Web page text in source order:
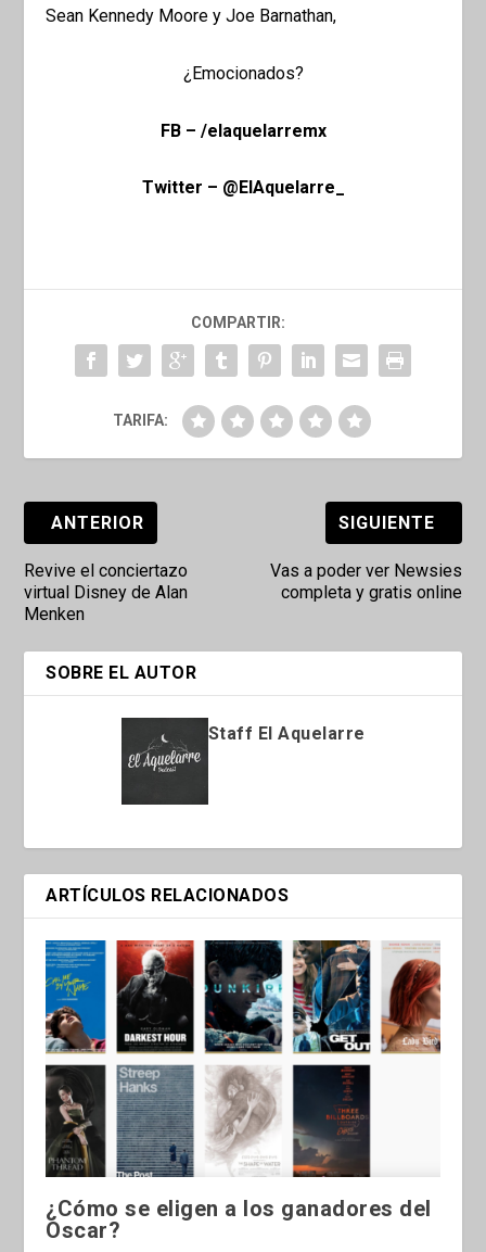
Sean Kennedy Moore y Joe Barnathan,
¿Emocionados?
FB – /elaquelarremx
Twitter – @ElAquelarre_
COMPARTIR:
TARIFA:
ANTERIOR
Revive el conciertazo
virtual Disney de Alan
Menken
SIGUIENTE
Vas a poder ver Newsies
completa y gratis online
SOBRE EL AUTOR
Staff El Aquelarre
ARTÍCULOS RELACIONADOS
¿Cómo se eligen a los ganadores del
Oscar?